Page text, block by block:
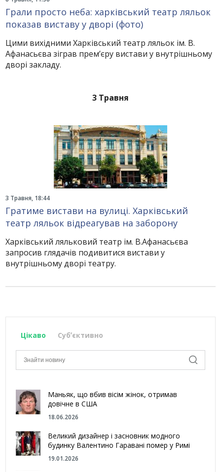
Грали просто неба: харківський театр ляльок
показав виставу у дворі (фото)
Цими вихідними Харківський театр ляльок ім. В.
Афанасьєва зіграв прем’єру вистави у внутрішньому
дворі закладу.
3 Травня
3 Травня, 18:44
Гратиме вистави на вулиці. Харківський
театр ляльок відреагував на заборону
Харківський ляльковий театр ім. В.Афанасьєва
запросив глядачів подивитися вистави у
внутрішньому дворі театру.
Цікаво Субʼєктивно
Маньяк, що вбив вісім жінок, отримав
довічне в США
18.06.2026
Великий дизайнер і засновник модного
будинку Валентино Гаравані помер у Римі
19.01.2026